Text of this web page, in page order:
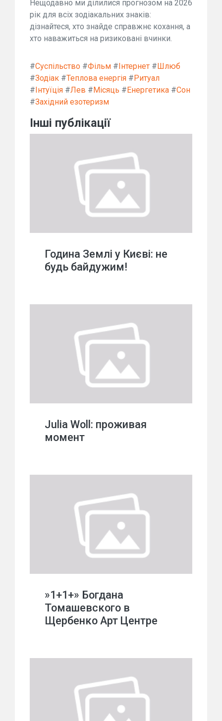
Нещодавно ми ділилися прогнозом на 2026
рік для всіх зодіакальних знаків:
дізнайтеся, хто знайде справжнє кохання, а
хто наважиться на ризиковані вчинки.
#Суспільство #Фільм # Інтернет # Шлюб
#Зодіак #Теплова енергія # Ритуал
# Інтуїція #Лев # Місяць # Енергетика #Сон
#Західний езотеризм
Інші публікації
Година Землі у Києві: не
будь байдужим!
Julia Woll: проживая
момент
»1+1+» Богдана
Томашевского в
Щербенко Арт Центре